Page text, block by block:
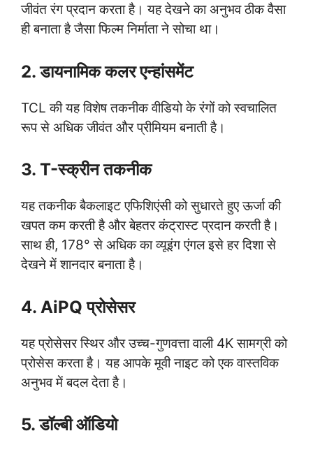
जीवंत रंग प्रदान करता है। यह देखने का अनुभव ठीक वैसा
ही बनाता है जैसा फिल्म निर्माता ने सोचा था।
2. डायनामिक कलर एन्हांसमेंट
TCL की यह विशेष तकनीक वीडियो के रंगों को स्वचालित
रूप से अधिक जीवंत और प्रीमियम बनाती है।
3. T-स्क्रीन तकनीक
यह तकनीक बैकलाइट एफिशिएंसी को सुधारते हुए ऊर्जा की
खपत कम करती है और बेहतर कंट्रास्ट प्रदान करती है।
साथ ही, 178° से अधिक का व्यूइंग एंगल इसे हर दिशा से
देखने में शानदार बनाता है।
4. AiPQ प्रोसेसर
यह प्रोसेसर स्थिर और उच्च-गुणवत्ता वाली 4K सामग्री को
प्रोसेस करता है। यह आपके मूवी नाइट को एक वास्तविक
अनुभव में बदल देता है।
5. डॉल्बी ऑडियो